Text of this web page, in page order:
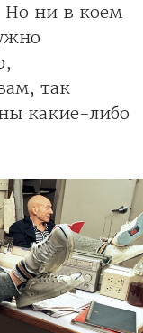
Но ни в коем
так
какие-либо